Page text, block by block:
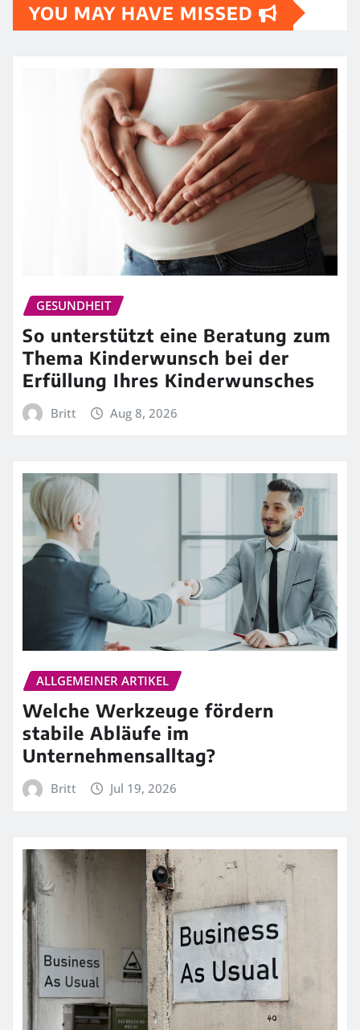
YOU MAY HAVE MISSED
GESUNDHEIT
So unterstützt eine Beratung zum
Thema Kinderwunsch bei der
Erfüllung Ihres Kinderwunsches
Britt Aug 8, 2026
ALLGEMEINER ARTIKEL
Welche Werkzeuge fördern
stabile Abläufe im
Unternehmensalltag?
Britt Jul 19, 2026